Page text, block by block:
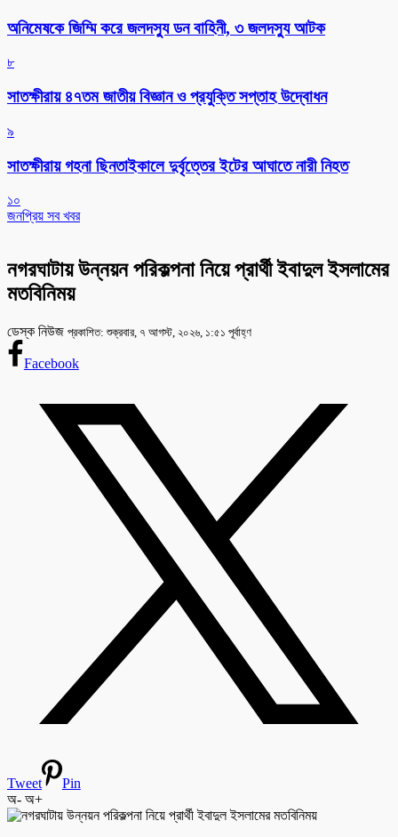
অনিমেষকে জিম্মি করে জলদস্যু ডন বাহিনী, ৩ জলদস্যু আটক
৮
সাতক্ষীরায় ৪৭তম জাতীয় বিজ্ঞান ও প্রযুক্তি সপ্তাহ উদ্বোধন
৯
সাতক্ষীরায় গহনা ছিনতাইকালে দুর্বৃত্তের ইটের আঘাতে নারী নিহত
১০
জনপ্রিয় সব খবর
নগরঘাটায় উন্নয়ন পরিকল্পনা নিয়ে প্রার্থী ইবাদুল ইসলামের
মতবিনিময়
ডেস্ক নিউজ প্রকাশিত: শুক্রবার, ৭ আগস্ট, ২০২৬, ১:৫১ পূর্বাহ্ণ
Facebook
Tweet
Pin
অ- অ+